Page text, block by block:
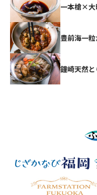
一本槍×大
豊前海一
鐘崎天然